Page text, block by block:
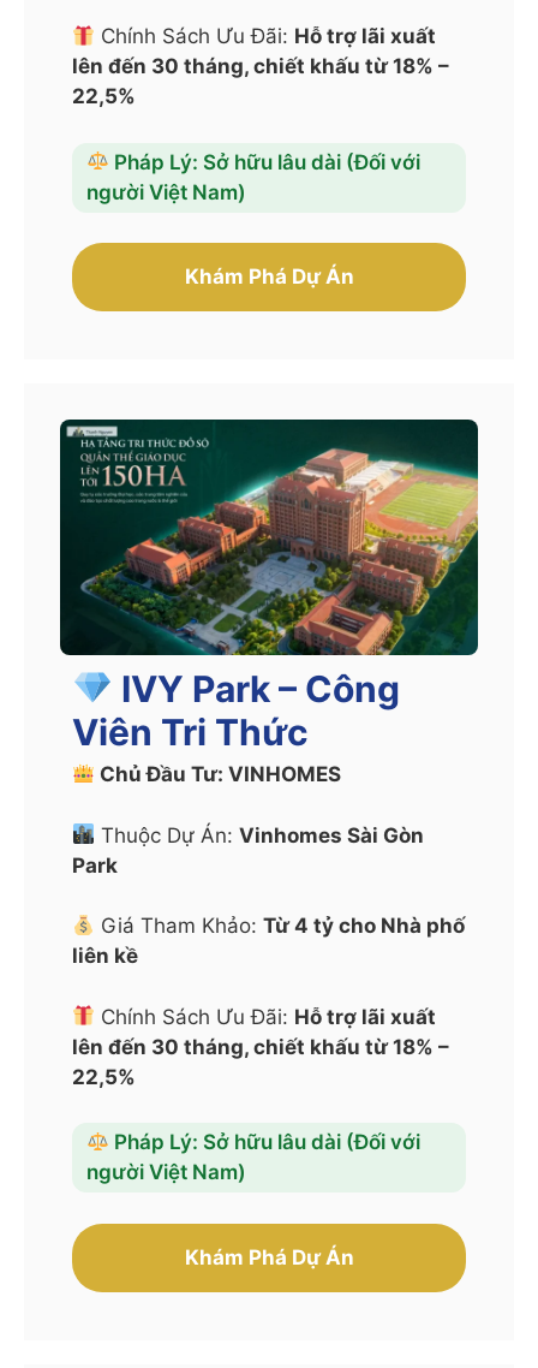
Chính Sách Ưu Đãi: Hỗ trợ lãi xuất
lên đến 30 tháng, chiết khấu từ 18% –
22,5%
Pháp Lý: Sở hữu lâu dài (Đối với
người Việt Nam)
Khám Phá Dự Án
IVY Park – Công
Viên Tri Thức
Chủ Đầu Tư: VINHOMES
Thuộc Dự Án:Vinhomes Sài Gòn
Park
Giá Tham Khảo:Từ 4 tỷ cho Nhà phố
liên kề
Chính Sách Ưu Đãi: Hỗ trợ lãi xuất
lên đến 30 tháng, chiết khấu từ 18% –
22,5%
Pháp Lý: Sở hữu lâu dài (Đối với
người Việt Nam)
Khám Phá Dự Án